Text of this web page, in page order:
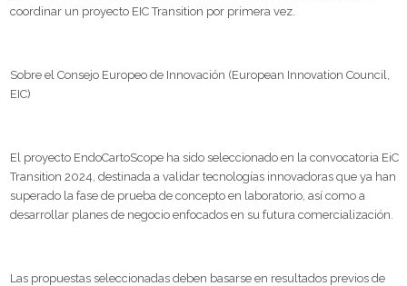
coordinar un proyecto EIC Transition por primera vez.
Sobre el Consejo Europeo de Innovación (European Innovation Council,
EIC)
El proyecto EndoCartoScope ha sido seleccionado en la convocatoria EiC
Transition 2024, destinada a validar tecnologías innovadoras que ya han
superado la fase de prueba de concepto en laboratorio, así como a
desarrollar planes de negocio enfocados en su futura comercialización.
Las propuestas seleccionadas deben basarse en resultados previos de